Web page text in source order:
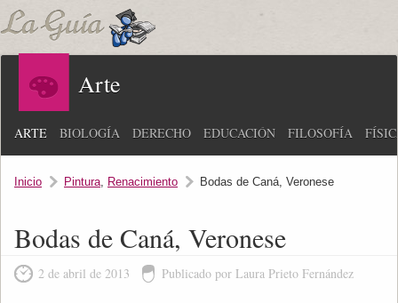
Arte
ARTE BIOLOGÍA DERECHO EDUCACIÓN FILOSOFÍA
Inicio Pintura, Renacimiento Bodas de Caná, Veronese
Bodas de Caná, Veronese
2 de abril de 2013 Publicado por Laura Prieto Fernández